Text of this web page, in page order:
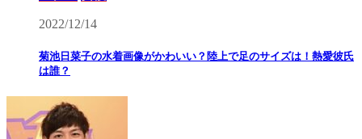
2022/12/14
菊池日菜子の水着画像がかわいい？陸上で足のサイズは！熱愛彼氏
は誰？